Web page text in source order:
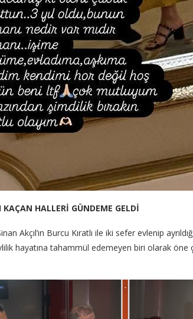
KAÇAN HALLERİ GÜNDEME GELDİ
Akçıl’ın Burcu Kıratlı ile iki sefer evlenip
hayatına tahammül edemeyen biri olarak öne